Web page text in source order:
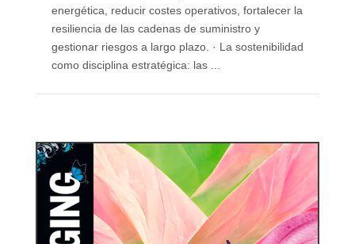
energética, reducir costes operativos, fortalecer la
resiliencia de las cadenas de suministro y
gestionar riesgos a largo plazo. · La sostenibilidad
como disciplina estratégica: las ...